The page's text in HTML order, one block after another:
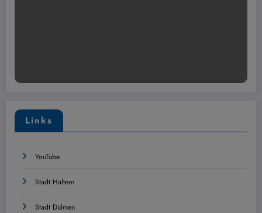
Links
YouTube
Stadt Haltern
Stadt Dülmen